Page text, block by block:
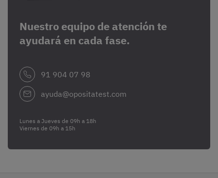
Nuestro equipo de atención te
ayudará en cada fase.
91 904 07 98
ayuda@opositatest.com
Lunes a Jueves de 09h a 18h
Viernes de 09h a 15h